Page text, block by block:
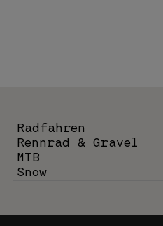
Radfahren
Rennrad & Gravel
MTB
Snow